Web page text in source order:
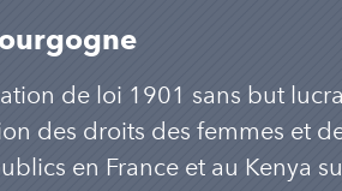
de loi 1901 sans but
des droits des femmes et
en France et au Kenya